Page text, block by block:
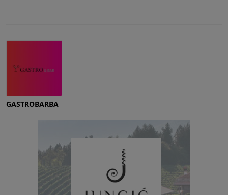
GASTROBARBA